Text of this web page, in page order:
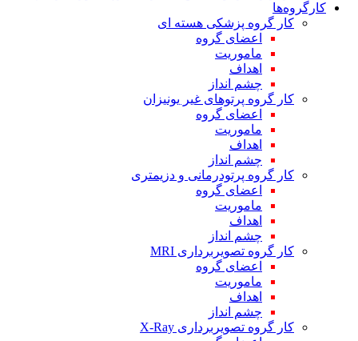
کارگروه‌ها
کار گروه پزشکی هسته ای
اعضای گروه
ماموریت
اهداف
چشم انداز
کار گروه پرتوهای غیر یونیزان
اعضای گروه
ماموریت
اهداف
چشم انداز
کار گروه پرتودرمانی و دزیمتری
اعضای گروه
ماموریت
اهداف
چشم انداز
کار گروه تصویربرداری MRI
اعضای گروه
ماموریت
اهداف
چشم انداز
کار گروه تصویربرداری X-Ray